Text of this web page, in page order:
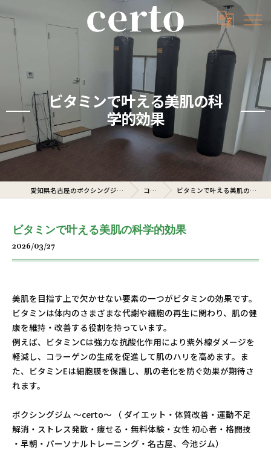
ビタミンで叶える美肌の科
学的効果
愛知県名古屋のボクシングジムならcerto コラム ビタミンで叶える美肌の科学的効果
ビタミンで叶える美肌の科学的効果
2026/03/27
美肌を目指す上で欠かせない要素の一つがビタミンの効果です。
ビタミンは体内のさまざまな代謝や細胞の再生に関わり、肌の健
康を維持・改善する役割を持っています。
例えば、ビタミンCは強力な抗酸化作用により紫外線ダメージを
軽減し、コラーゲンの生成を促進して肌のハリを高めます。ま
た、ビタミンEは細胞膜を保護し、肌の老化を防ぐ効果が期待さ
れます。
ボクシングジム ～certo～ （ ダイエット・体質改善・運動不足
解消・ストレス発散・痩せる・無料体験・女性 初心者・格闘技
・早朝・パーソナルトレーニング・名古屋、今池ジム）